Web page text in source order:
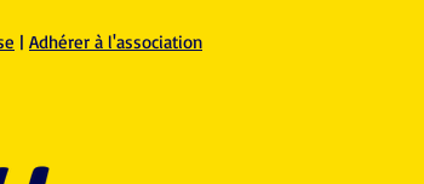
| Adhérer à l'association